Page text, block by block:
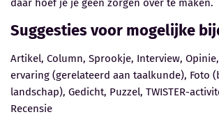
daar hoef je je geen zorgen over te maken.
Suggesties voor mogelijke
Artikel, Column, Sprookje, Interview,
ervaring (gerelateerd aan taalkunde), Foto
landschap), Gedicht, Puzzel, TWISTER-
Recensie